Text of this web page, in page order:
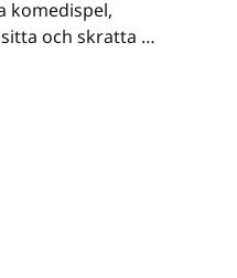
och skratta åt
spår eller så